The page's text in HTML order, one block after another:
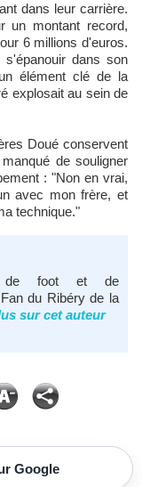
dans leur carrière.
un montant record,
6 millions d'euros.
dans son
élément clé de la
explosait au sein de
Doué conservent
de souligner
: "Non en vrai,
avec mon frère, et
technique."
de foot et de
du Ribéry de la
sur cet auteur
Google